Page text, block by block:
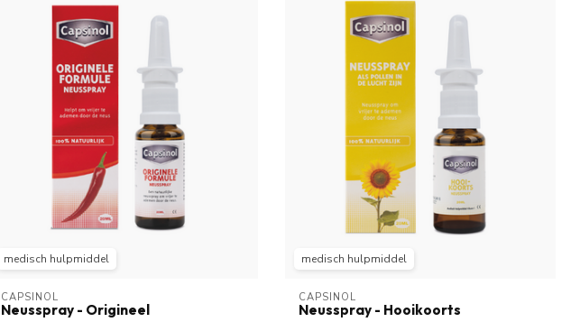
medisch hulpmiddel
CAPSINOL
Neusspray - Origineel
medisch hulpmiddel
CAPSINOL
Neusspray - Hooikoorts